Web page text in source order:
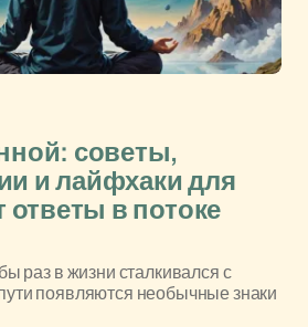
советы,
и лайфхаки для
ответы в потоке
раз в жизни сталкивался с
появляются необычные знаки